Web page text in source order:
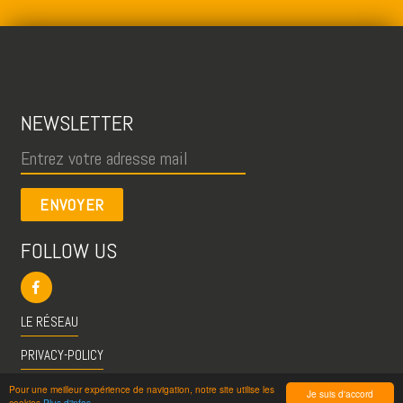
Je suis d'accord
Pour une meilleur expérience de navigation, notre site utilise les
NEWSLETTER
ENVOYER
FOLLOW US
LE RÉSEAU
PRIVACY-POLICY
CGU